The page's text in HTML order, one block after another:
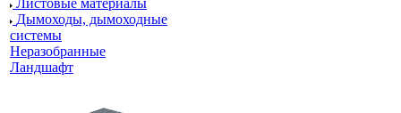
Листовые материалы
Дымоходы, дымоходные
системы
Неразобранные
Ландшафт